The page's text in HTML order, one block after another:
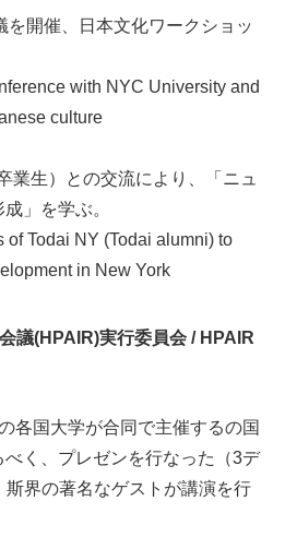
開催、日本文化ワークショッ
with NYC University and
culture
生）との交流により、「ニュ
」を学ぶ。
of Todai NY (Todai alumni) to
in New York
議(HPAIR)実行委員会 / HPAIR
各国大学が合同で主催するの国
く、プレゼンを行なった（3デ
斯界の著名なゲストが講演を行